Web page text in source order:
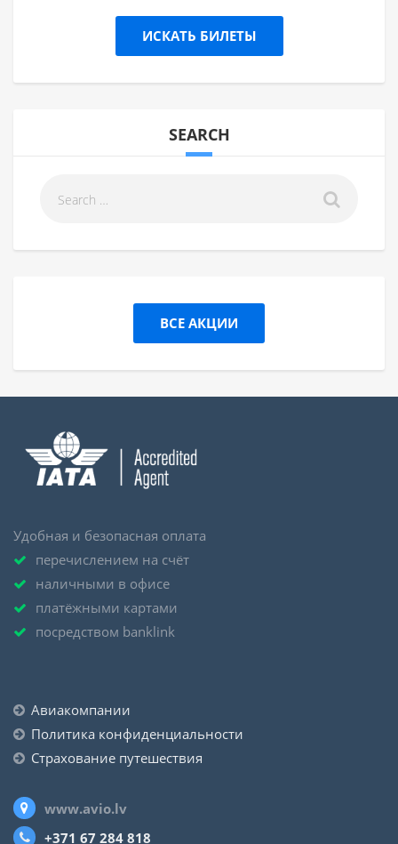
ИСКАТЬ БИЛЕТЫ
SEARCH
ВСЕ АКЦИИ
Удобная и безопасная оплата
перечислением на счёт
наличными в офисе
платёжными картами
посредством banklink
Авиакомпании
Политика конфиденциальности
Страхование путешествия
www.avio.lv
+371 67 284 818